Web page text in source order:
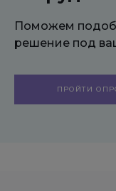
Поможем
решение под
ПРОЙТИ